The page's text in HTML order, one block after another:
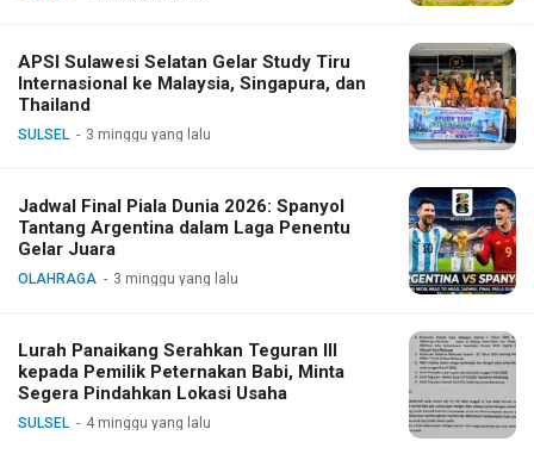
APSI Sulawesi Selatan Gelar Study Tiru
Internasional ke Malaysia, Singapura, dan
Thailand
SULSEL 3 minggu yang lalu
Jadwal Final Piala Dunia 2026: Spanyol
Tantang Argentina dalam Laga Penentu
Gelar Juara
OLAHRAGA 3 minggu yang lalu
Lurah Panaikang Serahkan Teguran III
kepada Pemilik Peternakan Babi, Minta
Segera Pindahkan Lokasi Usaha
SULSEL 4 minggu yang lalu